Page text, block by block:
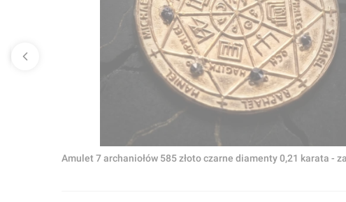
Amulet 7 archaniołów 585 złoto czarne diamenty 0,21 karata -